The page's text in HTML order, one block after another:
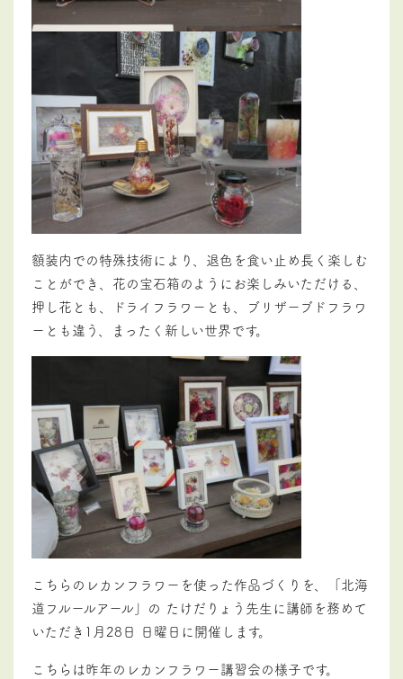
額装内での特殊技術により、退色を食い止め長く楽しむ
ことができ、花の宝石箱のようにお楽しみいただける、
押し花とも、ドライフラワーとも、ブリザーブドフラワ
ーとも違う、まったく新しい世界です。
こちらのレカンフラワーを使った作品づくりを、「北海
道フルールアール」の たけだりょう先生に講師を務めて
いただき1月28日 日曜日に開催します。
こちらは昨年のレカンフラワー講習会の様子です。